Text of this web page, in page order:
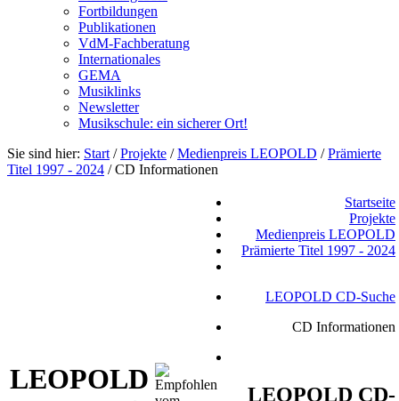
Fortbildungen
Publikationen
VdM-Fachberatung
Internationales
GEMA
Musiklinks
Newsletter
Musikschule: ein sicherer Ort!
Sie sind hier: Start /Projekte /Medienpreis LEOPOLD /Prämierte
Titel 1997 - 2024 /CD Informationen
LEOPOLD
Startseite
Projekte
Medienpreis LEOPOLD
Prämierte Titel 1997 - 2024
LEOPOLD CD-Suche
CD Informationen
LEOPOLD CD-